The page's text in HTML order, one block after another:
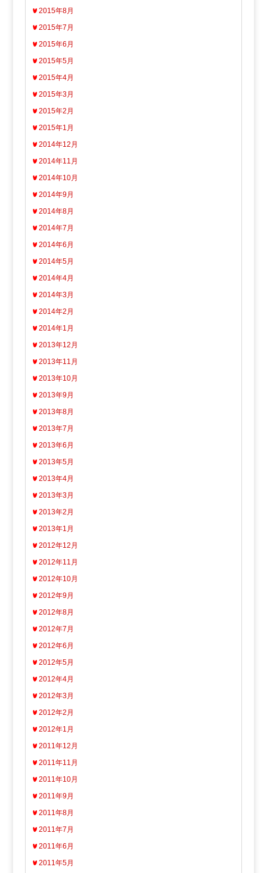
2015年8月
2015年7月
2015年6月
2015年5月
2015年4月
2015年3月
2015年2月
2015年1月
2014年12月
2014年11月
2014年10月
2014年9月
2014年8月
2014年7月
2014年6月
2014年5月
2014年4月
2014年3月
2014年2月
2014年1月
2013年12月
2013年11月
2013年10月
2013年9月
2013年8月
2013年7月
2013年6月
2013年5月
2013年4月
2013年3月
2013年2月
2013年1月
2012年12月
2012年11月
2012年10月
2012年9月
2012年8月
2012年7月
2012年6月
2012年5月
2012年4月
2012年3月
2012年2月
2012年1月
2011年12月
2011年11月
2011年10月
2011年9月
2011年8月
2011年7月
2011年6月
2011年5月